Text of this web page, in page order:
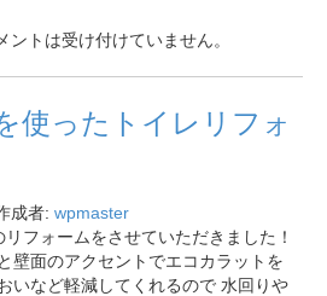
ントは受け付けていません。
使ったトイレリフォ
成者: wpmaster
フォームをさせていただきました！
壁面のアクセントでエコカラットを
いなど軽減してくれるので 水回りや